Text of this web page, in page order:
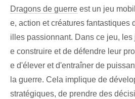
Dragons de guerre est un jeu
e, action et créatures fantastiques
illes passionnant. Dans ce jeu, les
e construire et de défendre leur
e d'élever et d'entraîner de
la guerre. Cela implique de
stratégiques, de prendre des